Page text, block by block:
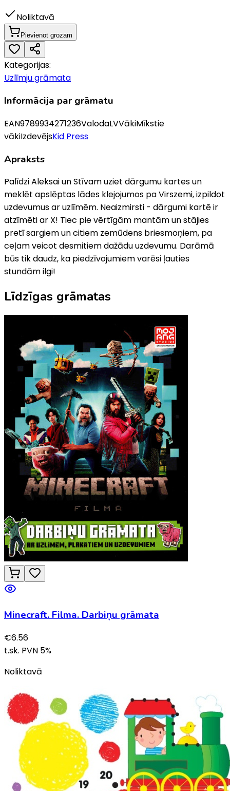
Noliktavā
Pievienot grozam
Kategorijas:
Uzlīmju grāmata
Informācija par grāmatu
EAN9789934271236ValodaLVVākiMīkstie
vākiIzdevējsKid Press
Apraksts
Palīdzi Aleksai un Stīvam uziet dārgumu kartes un
meklēt apslēptas lādes klejojumos pa Virszemi, izpildot
uzdevumus ar uzlīmēm. Neaizmirsti - dārgumi kartē ir
atzīmēti ar X! Tiec pie vērtīgām mantām un stājies
pretī sargiem un citiem zemūdens briesmoņiem, pa
ceļam veicot desmitiem dažādu uzdevumu. Darāmā
būs tik daudz, ka piedzīvojumiem varēsi ļauties
stundām ilgi!
Līdzīgas grāmatas
Minecraft. Filma. Darbiņu grāmata
€6.56
t.sk. PVN 5%
Noliktavā